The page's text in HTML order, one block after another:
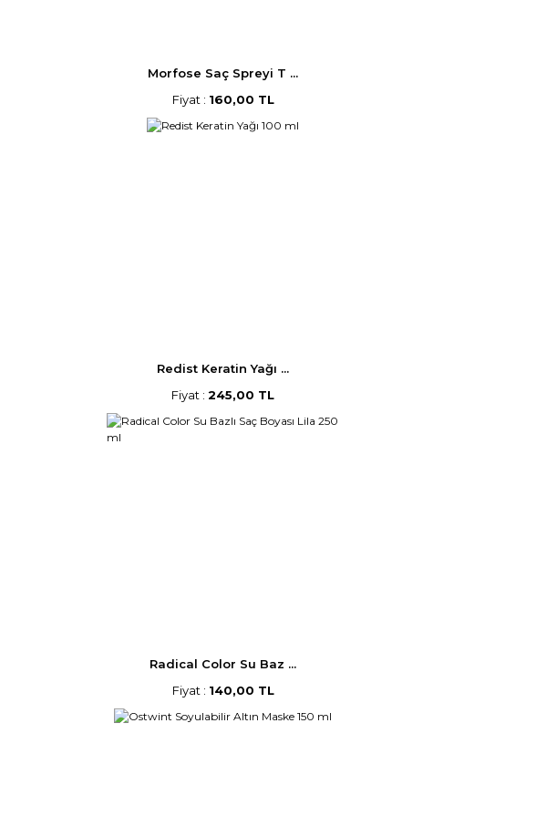
Morfose Saç Spreyi T ...
Fiyat : 160,00 TL
Redist Keratin Yağı ...
Fiyat : 245,00 TL
Radical Color Su Baz ...
Fiyat : 140,00 TL